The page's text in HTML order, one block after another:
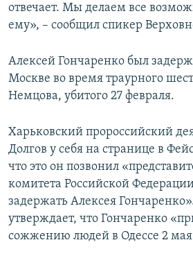
отвечает. Мы делаем все
ему», – сообщил спикер
Алексей Гончаренко был
Москве во время траурного
Немцова, убитого 27 февраля.
Харьковский пророссийский
Долгов у себя на странице в
что это он позвонил
комитета Российской
задержать Алексея
утверждает, что Гончаренко
сожжению людей в Одессе 2